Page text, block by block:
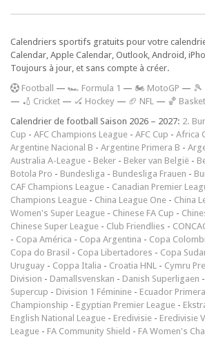
Calendriers sportifs gratuits pour votre
Calendar, Apple Calendar, Outlook, Android,
Toujours à jour, et sans compte à créer.
Football — 🏎️ Formula 1 — 🏍 MotoGP — 🎾
— 🏏 Cricket — 🏑 Hockey — 🏈 NFL — 🏀
Calendrier de football Saison 2026 – 2027: 2.
Cup - AFC Champions League - AFC Cup - Africa
Argentine Nacional B - Argentine Primera B -
Australia A-League - Beker - Beker van België -
Botola Pro - Bundesliga - Bundesliga Frauen -
CAF Champions League - Canadian Premier
Champions League - China League One - China
Women's Super League - Chinese FA Cup -
Chinese Super League - Club Friendlies -
- Copa América - Copa Argentina - Copa
Copa do Brasil - Copa Libertadores - Copa
Uruguay - Coppa Italia - Croatia HNL - Cymru
Division - Damallsvenskan - Danish Superligaen -
Supercup - Division 1 Féminine - Ecuador
Championship - Egyptian Premier League -
English National League - Eredivisie - Eredivisie
League - FA Community Shield - FA Women's